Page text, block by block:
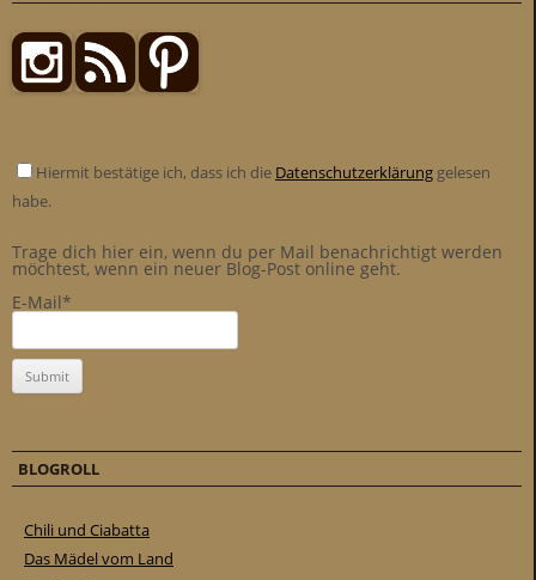
Hiermit bestätige ich, dass ich die Datenschutzerklärung gelesen
habe.
Trage dich hier ein, wenn du per Mail benachrichtigt werden
möchtest, wenn ein neuer Blog-Post online geht.
E-Mail*
BLOGROLL
Chili und Ciabatta
Das Mädel vom Land